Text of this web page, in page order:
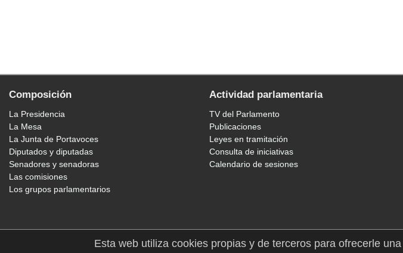
Composición
La Presidencia
La Mesa
La Junta de Portavoces
Diputados y diputadas
Senadores y senadoras
Las comisiones
Los grupos parlamentarios
Actividad parlamentaria
TV del Parlamento
Publicaciones
Leyes en tramitación
Consulta de iniciativas
Calendario de sesiones
Esta web utiliza cookies propias y de terceros para ofrecerle